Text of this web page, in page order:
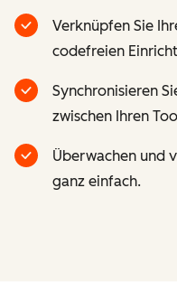
Verknüpfen Sie
codefreien
Synchronisieren
zwischen Ihren
Überwachen und
ganz einfach.